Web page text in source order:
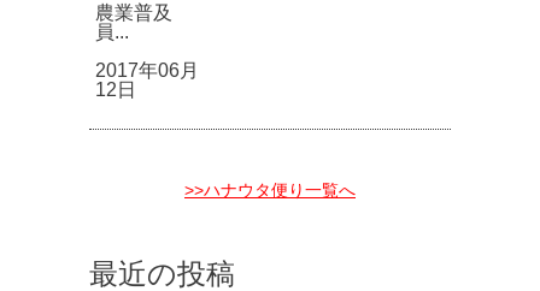
農業普及
員...
2017年06月
12日
>>ハナウタ便り一覧へ
最近の投稿